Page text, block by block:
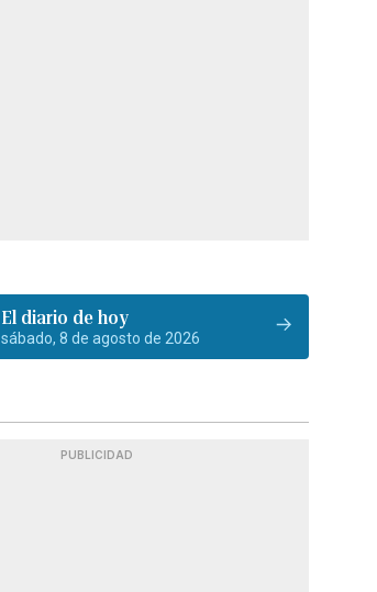
El diario de hoy
sábado, 8 de agosto de 2026
PUBLICIDAD